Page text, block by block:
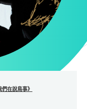
在說鳥事》